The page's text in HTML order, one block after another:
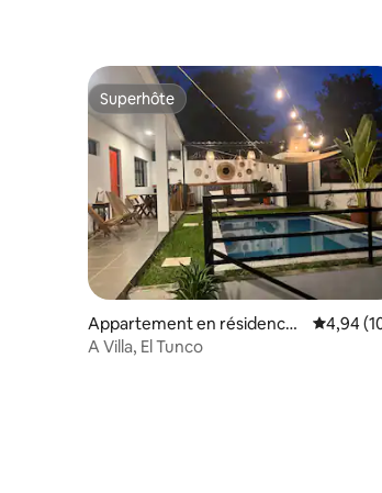
Superhôte
Superhôte
Appartement en résidence ⋅
Tamanique
4,94
A Villa, El Tunco